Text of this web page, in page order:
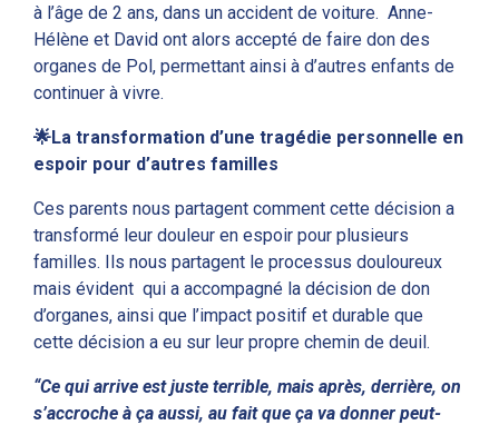
à l’âge de 2 ans, dans un accident de voiture. Anne-
Hélène et David ont alors accepté de faire don des
organes de Pol, permettant ainsi à d’autres enfants de
continuer à vivre.
🌟La transformation d’une tragédie personnelle en
espoir pour d’autres familles
Ces parents nous partagent comment cette décision a
transformé leur douleur en espoir pour plusieurs
familles. Ils nous partagent le processus douloureux
mais évident qui a accompagné la décision de don
d’organes, ainsi que l’impact positif et durable que
cette décision a eu sur leur propre chemin de deuil.
“Ce qui arrive est juste terrible, mais après, derrière, on
s’accroche à ça aussi, au fait que ça va donner peut-